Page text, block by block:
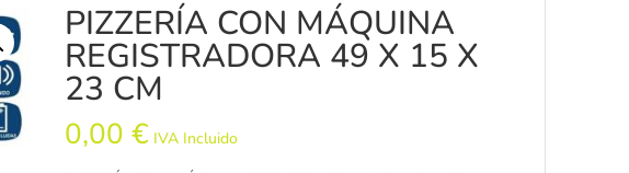
PIZZERÍA CON MÁQUINA
REGISTRADORA 49 X 15 X
23 CM
0,00€ IVA Incluido